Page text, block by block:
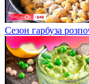
Сезон гарбуза